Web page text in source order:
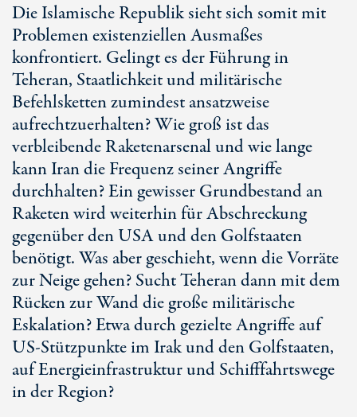
Die Islamische Republik sieht sich somit mit
Problemen existenziellen Ausmaßes
konfrontiert. Gelingt es der Führung in
Teheran, Staatlichkeit und militärische
Befehlsketten zumindest ansatzweise
aufrechtzuerhalten? Wie groß ist das
verbleibende Raketenarsenal und wie lange
kann Iran die Frequenz seiner Angriffe
durchhalten? Ein gewisser Grundbestand an
Raketen wird weiterhin für Abschreckung
gegenüber den USA und den Golfstaaten
benötigt. Was aber geschieht, wenn die Vorräte
zur Neige gehen? Sucht Teheran dann mit dem
Rücken zur Wand die große militärische
Eskalation? Etwa durch gezielte Angriffe auf
US-Stützpunkteim Irak und den Golfstaaten,
auf Energieinfrastruktur und Schifffahrtswege
in der Region?